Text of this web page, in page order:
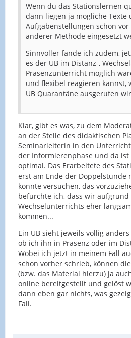
Wenn du das Stationslernen
dann liegen ja mögliche Texte
Aufgabenstellungen schon
anderer Methode eingesetzt
Sinnvoller fände ich zudem,
es der UB im Distanz-,
Präsenzunterricht möglich
und flexibel reagieren kannst,
UB Quarantäne ausgerufen
Klar, gibt es was, zu dem
an der Stelle des didaktischen
Seminarleiterin in den
der Informierenphase und da ist
optimal. Das Erarbeitete des
erst am Ende der Doppelstunde
könnte versuchen, das
befürchte ich, dass wir aufgrund
Wechselunterrichts eher
kommen...
Ein UB sieht jeweils völlig
ob ich ihn in Präsenz oder im
Wobei ich jetzt in meinem Fall
schon vorher schrieb, können
(bzw. das Material hierzu) ja
online bereitgestellt und gelöst
dann eben gar nichts, was
Fall.